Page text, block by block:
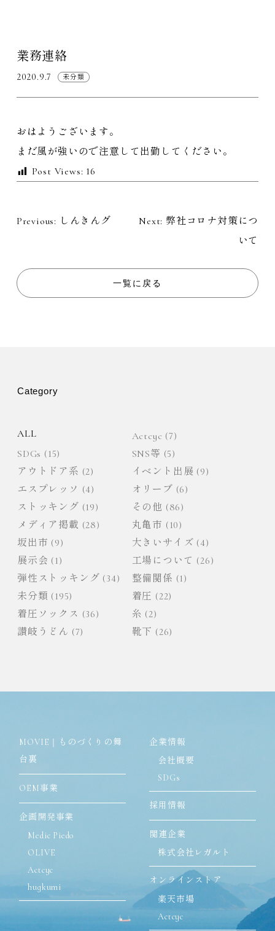
業務連絡
2020.9.7 未分類
おはようございます。
まだ風が強いので注意して出勤してください。
Post Views: 16
投
ナ
ョ
ン
Previous: しんきんグ Next: 弊社コロナ対策につ
いて
一覧に戻る
Category
ALL Actcyc (7)
SDGs (15) SNS等 (5)
アウトドア系 (2) イベント出展 (9)
エスプレッソ (4) オリーブ (6)
ストッキング (19) その他 (86)
メディア掲載 (28) 丸亀市 (10)
坂出市 (9) 大きいサイズ (4)
展示会 (1) 工場について (26)
弾性ストッキング (34) 整備関係 (1)
未分類 (195) 着圧 (22)
着圧ソックス (36) 糸 (2)
讃岐うどん (7) 靴下 (26)
MOVIE｜ものづくりの舞
台裏
OEM事業
企画開発事業
Medic Piedo
OLIVE
Actcyc
hugkumi
企業情報
会社概要
SDGs
採用情報
関連企業
株式会社レガルト
オンラインストア
楽天市場
Actcyc